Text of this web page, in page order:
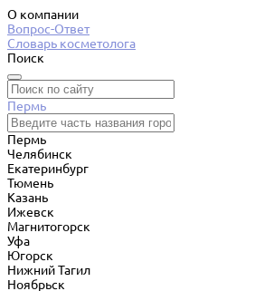
О компании
Вопрос-Ответ
Словарь косметолога
Поиск
Пермь
Пермь
Челябинск
Екатеринбург
Тюмень
Казань
Ижевск
Магнитогорск
Уфа
Югорск
Нижний Тагил
Ноябрьск